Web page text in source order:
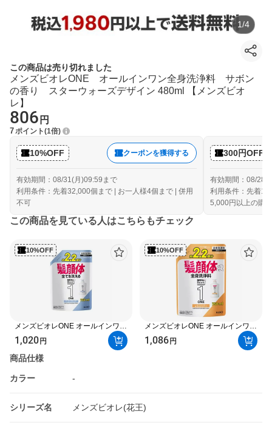
1/4
この商品は売り切れました
メンズビオレONE オールインワン全身洗浄料 サボン
の香り スターウォーズデザイン 480ml 【メンズビオ
レ】
806 円
7ポイント 1倍
10%OFF クーポンを獲得する
有効期間：08/31(月)09:59まで
利用条件：先着32,000個まで | お一人様4個まで | 併用
不可
300円OFF
有効期間：08/28(
利用条件：先着
5,000円以上の購
この商品を見ている人はこちらもチェック
10%OFF
メンズビオレONE オールインワン
全身洗浄料 フルーティーサボンの
香り つめかえ用 750ml 【メンズ
ビオレ】 ボディソープ(ボディシ
ャンプー)
1,020円
10%OFF
メンズビオレONE オールインワン
全身洗浄料 髪肌なめらかタイプ つ
めかえ用 大容量 750ml 【メンズ
1,086円
商品仕様
カラー -
シリーズ名 メンズビオレ(花王)